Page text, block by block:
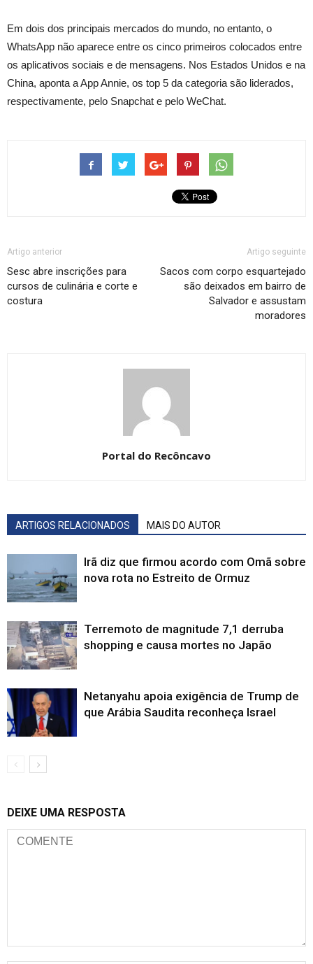
Em dois dos principais mercados do mundo, no entanto, o
WhatsApp não aparece entre os cinco primeiros colocados entre
os aplicativos sociais e de mensagens. Nos Estados Unidos e na
China, aponta a App Annie, os top 5 da categoria são liderados,
respectivamente, pelo Snapchat e pelo WeChat.
Artigo anterior
Sesc abre inscrições para
cursos de culinária e corte e
costura
Artigo seguinte
Sacos com corpo esquartejado
são deixados em bairro de
Salvador e assustam
moradores
Portal do Recôncavo
ARTIGOS RELACIONADOS MAIS DO AUTOR
Irã diz que firmou acordo com Omã sobre
nova rota no Estreito de Ormuz
Terremoto de magnitude 7,1 derruba
shopping e causa mortes no Japão
Netanyahu apoia exigência de Trump de
que Arábia Saudita reconheça Israel
DEIXE UMA RESPOSTA